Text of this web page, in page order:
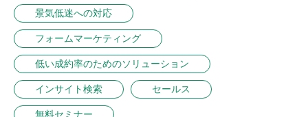
景気低迷への対応
フォームマーケティング
低い成約率のためのソリューション
インサイト検索 セールス
無料セミナー